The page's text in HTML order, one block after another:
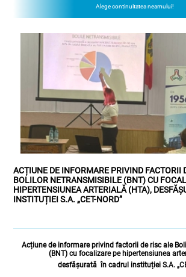
Alege continuitatea neamului!
ACȚIUNE DE INFORMARE PRIVIND FACTORII
BOLILOR NETRANSMISIBILE (BNT) CU
HIPERTENSIUNEA ARTERIALĂ (HTA),
INSTITUȚIEI S.A. „CET-NORD”
Acțiune de informare privind factorii de risc ale
(BNT) cu focalizare pe hipertensiunea
desfășurată în cadrul instituției S.A.